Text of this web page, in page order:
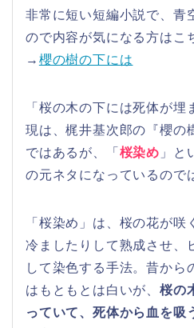
非常に短い短編小説で、青
ので内容が気になる方はこ
→ 櫻の樹の下には
「桜の木の下には死体が
現は、梶井基次郎の『櫻の
ではあるが、「 桜染め 」と
の元ネタになっているので
「桜染め」は、桜の花が咲
冷ましたりして熟成させ、
して染色する手法。昔から
はもともとは白いが、 桜の
っていて、死体から血を吸